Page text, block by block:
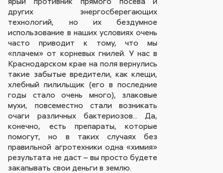
других энергосберегающих
технологий, но их бездумное
использование в наших усло­виях очень
часто приводит к тому, что мы
«плачем» от корневых гнилей. У нас в
Краснодарском крае на поля вернулись
такие забытые вредители, как клещи,
хлебный пилильщик (его в последние
годы стало очень много), злаковые
мухи, повсеместно стали возникать
очаги различных бактериозов... Да,
конечно, есть препараты, которые
помогут, но в таких случаях без
правильной агротехники одна «химия»
результата не даст – вы просто будете
закапывать свои деньги в землю.